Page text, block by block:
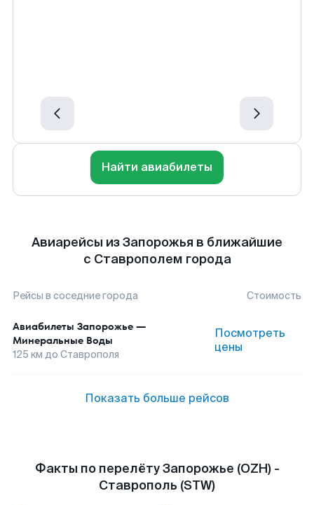
Найти авиабилеты
Авиарейсы из Запорожья в ближайшие
с Ставрополем города
Рейсы в соседние города Стоимость
Авиабилеты Запорожье —
Минеральные Воды
125 км до Ставрополя
Посмотреть
цены
Показать больше рейсов
Факты по перелёту Запорожье (OZH) -
Ставрополь (STW)